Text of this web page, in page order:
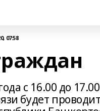
07:58
с 16.00 до
будет